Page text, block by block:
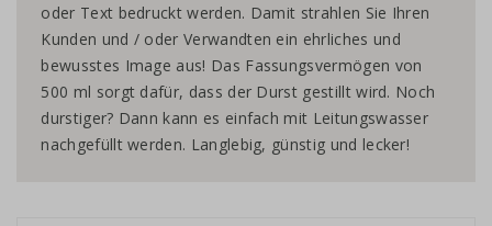
oder Text bedruckt werden. Damit strahlen Sie Ihren
Kunden und / oder Verwandten ein ehrliches und
bewusstes Image aus! Das Fassungsvermögen von
500 ml sorgt dafür, dass der Durst gestillt wird. Noch
durstiger? Dann kann es einfach mit Leitungswasser
nachgefüllt werden. Langlebig, günstig und lecker!